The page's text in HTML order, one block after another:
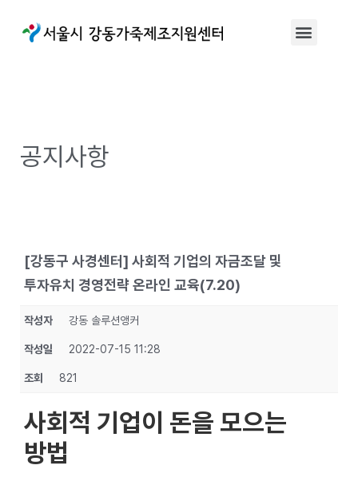
공지사항
[강동구 사경센터] 사회적 기업의 자금조달 및
투자유치 경영전략 온라인 교육(7.20)
작성자 강동 솔루션앵커
작성일 2022-07-15 11:28
조회 821
사회적 기업이 돈을 모으는
방법